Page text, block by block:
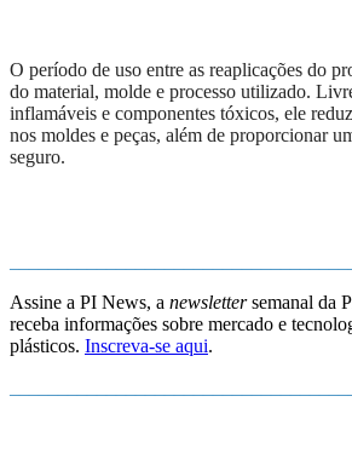
O período de uso entre as reaplicações do
do material, molde e processo utilizado.
inflamáveis e componentes tóxicos, ele reduz
nos moldes e peças, além de proporcionar
seguro.
Assine a PI News, a newslettersemanal da
receba informações sobre mercado e
plásticos. Inscreva-se aqui.